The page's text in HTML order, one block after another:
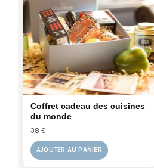
Coffret cadeau des cuisines
du monde
38 €
AJOUTER AU PANIER